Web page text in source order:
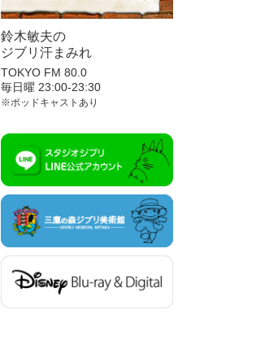
鈴木敏夫の
ジブリ汗まみれ
TOKYO FM 80.0
毎日曜 23:00-23:30
※ポッドキャストあり